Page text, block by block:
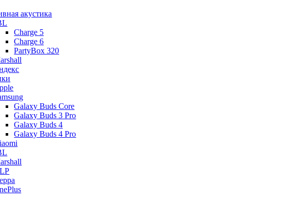
акустика
Charge 5
Charge 6
PartyBox 320
Galaxy Buds Core
Galaxy Buds 3 Pro
Galaxy Buds 4
Galaxy Buds 4 Pro